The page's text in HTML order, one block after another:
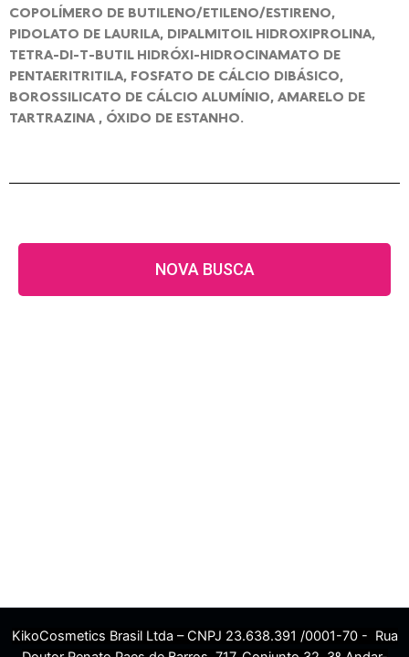
COPOLÍMERO DE BUTILENO/ETILENO/ESTIRENO,
PIDOLATO DE LAURILA, DIPALMITOIL HIDROXIPROLINA,
TETRA-DI-T-BUTIL HIDRÓXI-HIDROCINAMATO DE
PENTAERITRITILA, FOSFATO DE CÁLCIO DIBÁSICO,
BOROSSILICATO DE CÁLCIO ALUMÍNIO, AMARELO DE
TARTRAZINA , ÓXIDO DE ESTANHO.
NOVA BUSCA
KikoCosmetics Brasil Ltda – CNPJ 23.638.391 /0001-70 - Rua